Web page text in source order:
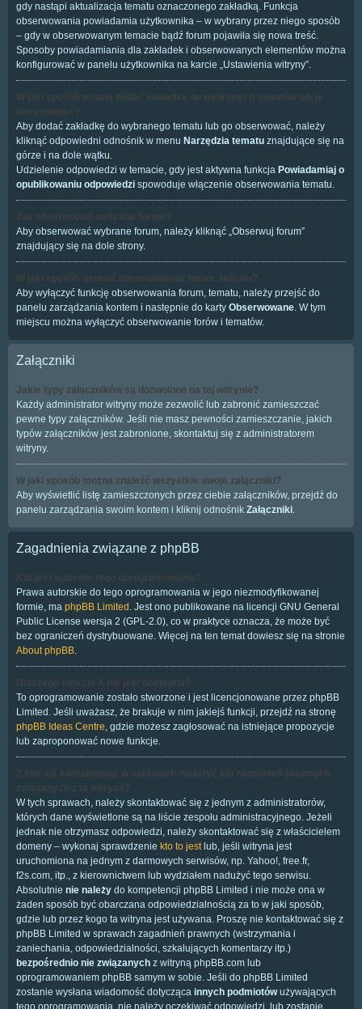
gdy nastąpi aktualizacja tematu oznaczonego zakładką. Funkcja
obserwowania powiadamia użytkownika – w wybrany przez niego sposób
– gdy w obserwowanym temacie bądź forum pojawiła się nowa treść.
Sposoby powiadamiania dla zakładek i obserwowanych elementów można
konfigurować w panelu użytkownika na karcie „Ustawienia witryny”.
W jaki sposób można dodać zakładkę do wybranych tematów lub je
obserwować?
Aby dodać zakładkę do wybranego tematu lub go obserwować, należy
kliknąć odpowiedni odnośnik w menu Narzędzia tematu znajdujące się na
górze i na dole wątku.
Udzielenie odpowiedzi w temacie, gdy jest aktywna funkcja Powiadamiaj o
opublikowaniu odpowiedzi spowoduje włączenie obserwowania tematu.
Jak obserwować wybrane forum?
Aby obserwować wybrane forum, należy kliknąć „Obserwuj forum”
znajdujący się na dole strony.
W jaki sposób usunąć obserwowanie forum, tematu?
Aby wyłączyć funkcję obserwowania forum, tematu, należy przejść do
panelu zarządzania kontem i następnie do karty Obserwowane. W tym
miejscu można wyłączyć obserwowanie forów i tematów.
Załączniki
Jakie typy załączników są dozwolone na tej witrynie?
Każdy administrator witryny może zezwolić lub zabronić zamieszczać
pewne typy załączników. Jeśli nie masz pewności zamieszczanie, jakich
typów załączników jest zabronione, skontaktuj się z administratorem
witryny.
W jaki sposób można znaleźć wszystkie swoje załączniki?
Aby wyświetlić listę zamieszczonych przez ciebie załączników, przejdź do
panelu zarządzania swoim kontem i kliknij odnośnik Załączniki.
Zagadnienia związane z phpBB
Kto jest autorem tego oprogramowania?
Prawa autorskie do tego oprogramowania w jego niezmodyfikowanej
formie, ma phpBB Limited . Jest ono publikowane na licencji GNU General
Public License wersja 2 (GPL-2.0), co w praktyce oznacza, że może być
bez ograniczeń dystrybuowane. Więcej na ten temat dowiesz się na stronie
About phpBB.
Dlaczego funkcja X nie jest dostępna?
To oprogramowanie zostało stworzone i jest licencjonowane przez phpBB
Limited. Jeśli uważasz, że brakuje w nim jakiejś funkcji, przejdź na stronę
phpBB Ideas Centre, gdzie możesz zagłosować na istniejące propozycje
lub zaproponować nowe funkcje.
Z kim się kontaktować w sprawach nadużyć lub zagadnień prawnych
związanych z tą witryną?
W tych sprawach, należy skontaktować się z jednym z administratorów,
których dane wyświetlone są na liście zespołu administracyjnego. Jeżeli
jednak nie otrzymasz odpowiedzi, należy skontaktować się z właścicielem
domeny – wykonaj sprawdzenie kto to jestlub, jeśli witryna jest
uruchomiona na jednym z darmowych serwisów, np. Yahoo!, free.fr,
f2s.com, itp., z kierownictwem lub wydziałem nadużyć tego serwisu.
Absolutnie nie należy do kompetencji phpBB Limited i nie może ona w
żaden sposób być obarczana odpowiedzialnością za to w jaki sposób,
gdzie lub przez kogo ta witryna jest używana. Proszę nie kontaktować się z
phpBB Limited w sprawach zagadnień prawnych (wstrzymania i
zaniechania, odpowiedzialności, szkalujących komentarzy itp.)
bezpośrednio nie związanych z witryną phpBB.com lub
oprogramowaniem phpBB samym w sobie. Jeśli do phpBB Limited
zostanie wysłana wiadomość dotycząca innych podmiotówużywających
tego oprogramowania, nie należy oczekiwać odpowiedzi, lub zostanie